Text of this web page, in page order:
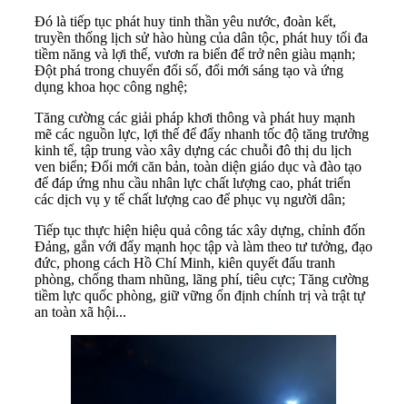
Đó là tiếp tục phát huy tinh thần yêu nước, đoàn kết,
truyền thống lịch sử hào hùng của dân tộc, phát huy tối đa
tiềm năng và lợi thế, vươn ra biển để trở nên giàu mạnh;
Đột phá trong chuyển đổi số, đổi mới sáng tạo và ứng
dụng khoa học công nghệ;
Tăng cường các giải pháp khơi thông và phát huy mạnh
mẽ các nguồn lực, lợi thế để đẩy nhanh tốc độ tăng trưởng
kinh tế, tập trung vào xây dựng các chuỗi đô thị du lịch
ven biển; Đổi mới căn bản, toàn diện giáo dục và đào tạo
để đáp ứng nhu cầu nhân lực chất lượng cao, phát triển
các dịch vụ y tế chất lượng cao để phục vụ người dân;
Tiếp tục thực hiện hiệu quả công tác xây dựng, chỉnh đốn
Đảng, gắn với đẩy mạnh học tập và làm theo tư tưởng, đạo
đức, phong cách Hồ Chí Minh, kiên quyết đấu tranh
phòng, chống tham nhũng, lãng phí, tiêu cực; Tăng cường
tiềm lực quốc phòng, giữ vững ổn định chính trị và trật tự
an toàn xã hội...